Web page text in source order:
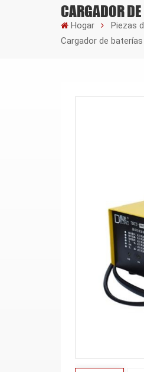
CARGADOR
Hogar Piezas
Cargador de